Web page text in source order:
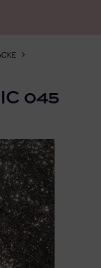
045